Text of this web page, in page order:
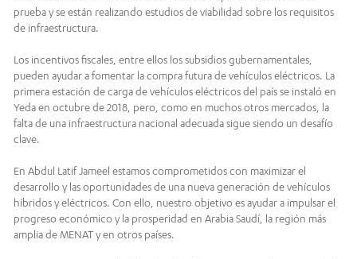
prueba y se están realizando estudios de viabilidad sobre los requisitos
de infraestructura.
Los incentivos fiscales, entre ellos los subsidios gubernamentales,
pueden ayudar a fomentar la compra futura de vehículos eléctricos. La
primera estación de carga de vehículos eléctricos del país se instaló en
Yeda en octubre de 2018, pero, como en muchos otros mercados, la
falta de una infraestructura nacional adecuada sigue siendo un desafío
clave.
En Abdul Latif Jameel estamos comprometidos con maximizar el
desarrollo y las oportunidades de una nueva generación de vehículos
híbridos y eléctricos. Con ello, nuestro objetivo es ayudar a impulsar el
progreso económico y la prosperidad en Arabia Saudí, la región más
amplia de MENAT y en otros países.